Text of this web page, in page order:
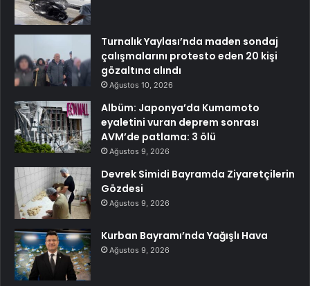
Turnalık Yaylası’nda maden sondaj
çalışmalarını protesto eden 20 kişi
gözaltına alındı
Ağustos 10, 2026
Albüm: Japonya’da Kumamoto
eyaletini vuran deprem sonrası
AVM’de patlama: 3 ölü
Ağustos 9, 2026
Devrek Simidi Bayramda Ziyaretçilerin
Gözdesi
Ağustos 9, 2026
Kurban Bayramı’nda Yağışlı Hava
Ağustos 9, 2026